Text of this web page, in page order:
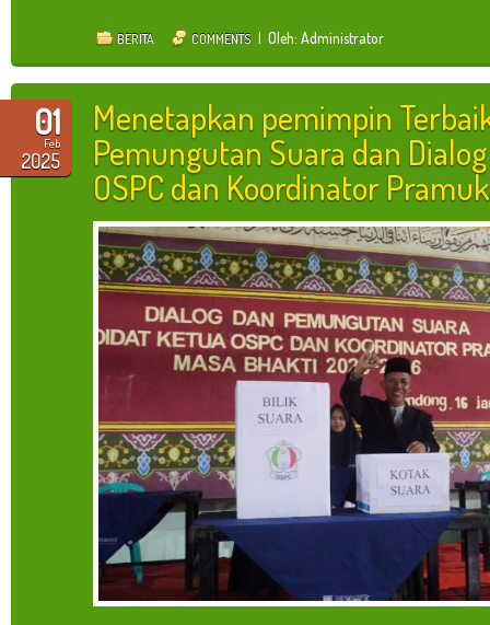
BERITA COMMENTS | Oleh: Administrator
01
Feb
2025
Menetapkan pemimpin
Pemungutan Suara dan
OSPC dan Koordinator